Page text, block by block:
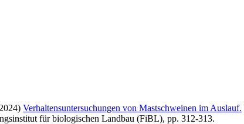
Verhaltensuntersuchungen von Mastschweinen im Auslauf.
für biologischen Landbau (FiBL), pp. 312-313.